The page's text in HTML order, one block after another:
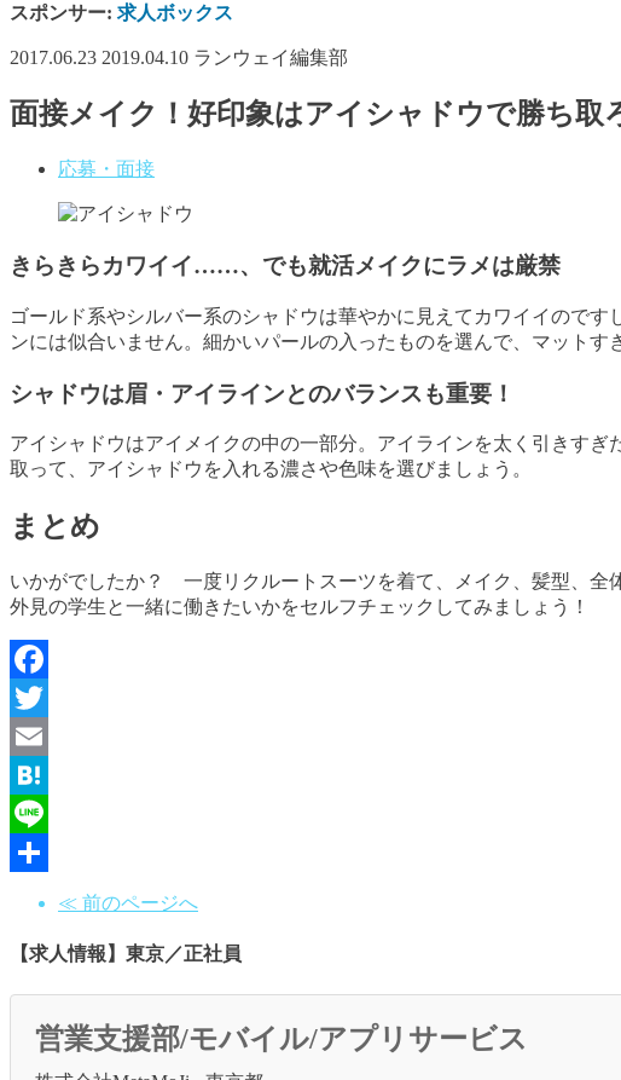
スポンサー: 求人ボックス
2017.06.23 2019.04.10 ランウェイ編集部
面接メイク！好印象はアイシャドウで勝ち取
応募・面接
きらきらカワイイ……、でも就活メイクにラメは厳禁
ゴールド系やシルバー系のシャドウは華やかに見えてカワイイので
ンには似合いません。細かいパールの入ったものを選んで、マット
シャドウは眉・アイラインとのバランスも重要！
アイシャドウはアイメイクの中の一部分。アイラインを太く引きす
取って、アイシャドウを入れる濃さや色味を選びましょう。
まとめ
いかがでしたか？ 一度リクルートスーツを着て、メイク、髪型、全
外見の学生と一緒に働きたいかをセルフチェックしてみましょう！
Facebook
Twitter
Email
Hatena
Line
≪ 前のページへ
【求人情報】東京／正社員
営業支援部/モバイル/アプリサービス